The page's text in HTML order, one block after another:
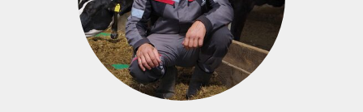
Услуги
Энергоэффективные